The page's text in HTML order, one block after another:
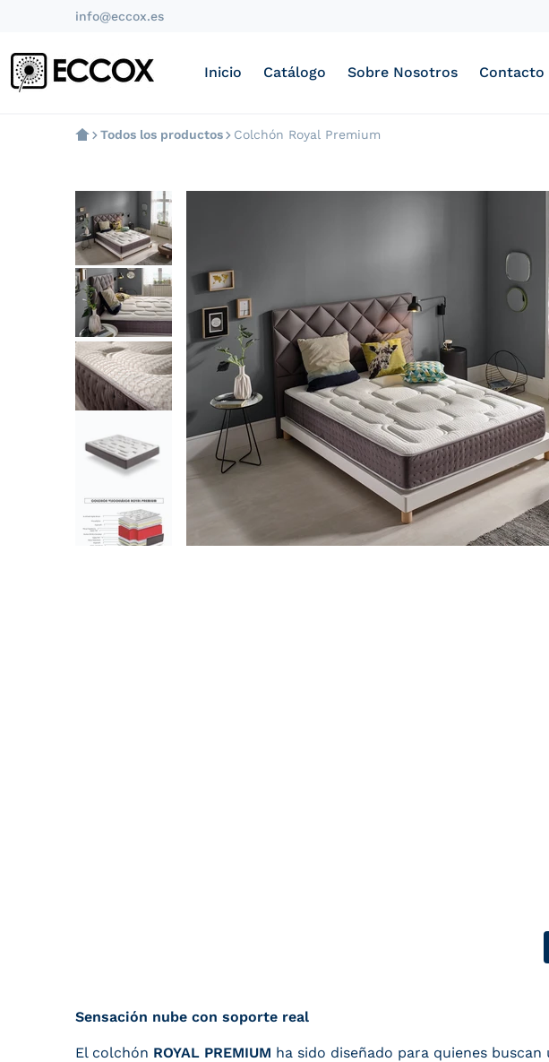
info@eccox.es
Inicio Catálogo Sobre Nosotros Contacto
Todos los productos Colchón Royal Premium
products/colchon-visco-royal-
Abrir elemento
Sensación nube con soporte real
El colchón ROYAL PREMIUM ha sido diseñado para quienes